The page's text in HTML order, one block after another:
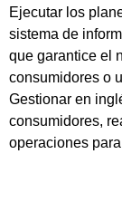
Ejecutar los
sistema de
que garantice el
consumidores o
Gestionar en
consumidores,
operaciones